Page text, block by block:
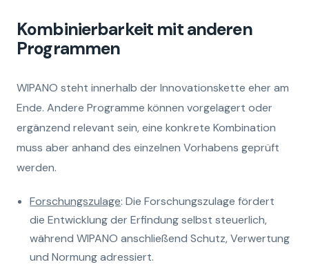
Kombinierbarkeit mit anderen
Programmen
WIPANO steht innerhalb der Innovationskette eher am
Ende. Andere Programme können vorgelagert oder
ergänzend relevant sein, eine konkrete Kombination
muss aber anhand des einzelnen Vorhabens geprüft
werden.
Forschungszulage: Die Forschungszulage fördert
die Entwicklung der Erfindung selbst steuerlich,
während WIPANO anschließend Schutz, Verwertung
und Normung adressiert.